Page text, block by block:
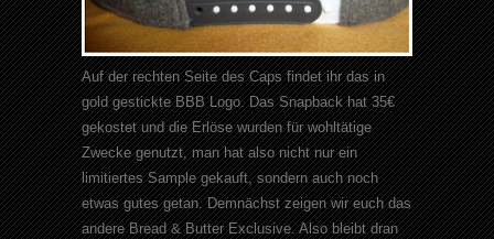
Auf der rechten Seite desCapsfindet ihr das in
goldgestickteBBBLogo. DasSnapbackhat 35€
gekostet und die Erlöse wurden für wohltätige
Zwecke genutzt, man hat also nicht nur ein
limitiertesSamplegekauft, sondern auch noch
etwas gutes getan. Demnächst zeigen wir euch das
andereBread& ButterExclusive. Also bleibt dran